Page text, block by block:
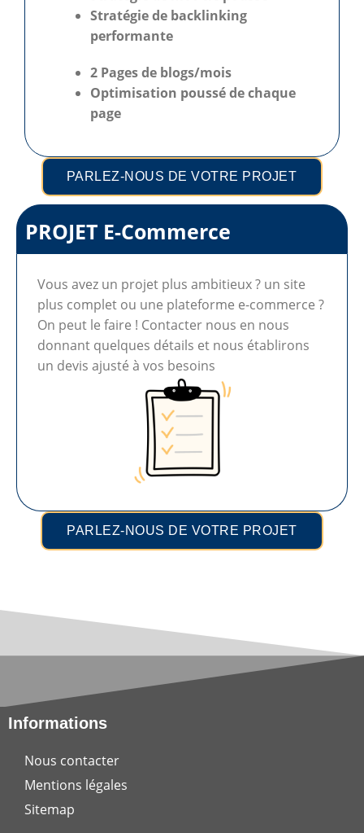
Stratégie de backlinking
performante
2 Pages de blogs/mois
Optimisation pousséde chaque
page
PARLEZ-NOUS DE VOTRE PROJET
PROJET E-Commerce
Vous avez un projet plus ambitieux ? un site
plus complet ou une plateforme e-commerce ?
On peut le faire ! Contacter nous en nous
donnant quelques détails et nous établirons
un devis ajusté à vos besoins
PARLEZ-NOUS DE VOTRE PROJET
Informations
Nous contacter
Mentions légales
Sitemap